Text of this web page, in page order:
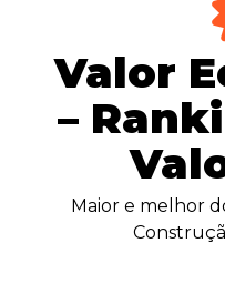
Valor
–
Maior e melhor